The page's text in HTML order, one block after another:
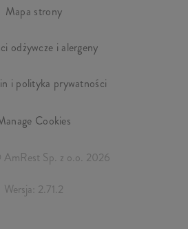
Mapa strony
odżywcze i alergeny
i polityka prywatności
Cookies
Sp. z o.o. 2026
Wersja: 2.71.2